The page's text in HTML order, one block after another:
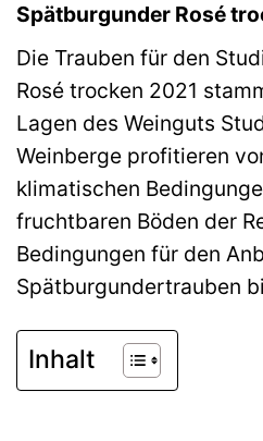
Spätburgunder Rosé
Die Trauben für den
Rosé trocken 2021
Lagen des Weinguts
Weinberge profitieren
klimatischen
fruchtbaren Böden der
Bedingungen für den
Spätburgundertrauben
Inhalt